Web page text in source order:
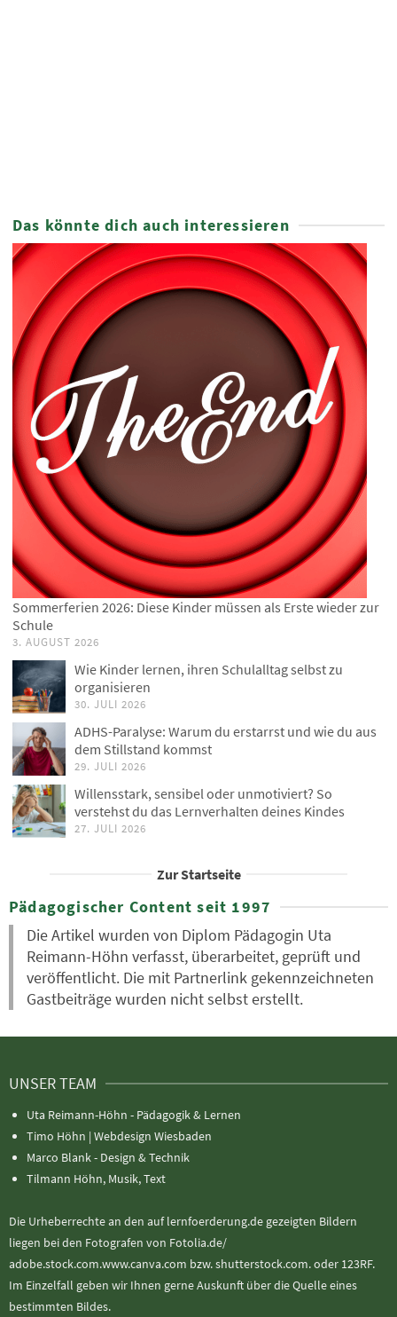
Das könnte dich auch interessieren
Sommerferien 2026: Diese Kinder müssen als Erste wieder zur
Schule
3. AUGUST 2026
Wie Kinder lernen, ihren Schulalltag selbst zu
organisieren
30. JULI 2026
ADHS-Paralyse: Warum du erstarrst und wie du aus
dem Stillstand kommst
29. JULI 2026
Willensstark, sensibel oder unmotiviert? So
verstehst du das Lernverhalten deines Kindes
27. JULI 2026
Zur Startseite
Pädagogischer Content seit 1997
Die Artikel wurden von Diplom Pädagogin Uta
Reimann-Höhn verfasst, überarbeitet, geprüft und
veröffentlicht. Die mit Partnerlink gekennzeichneten
Gastbeiträge wurden nicht selbst erstellt.
UNSER TEAM
Uta Reimann-Höhn - Pädagogik & Lernen
Timo Höhn | Webdesign Wiesbaden
Marco Blank - Design & Technik
Tilmann Höhn, Musik, Text
Die Urheberrechte an den auf lernfoerderung.de gezeigten Bildern
liegen bei den Fotografen von Fotolia.de/
adobe.stock.com.www.canva.com bzw. shutterstock.com. oder 123RF.
Im Einzelfall geben wir Ihnen gerne Auskunft über die Quelle eines
bestimmten Bildes.